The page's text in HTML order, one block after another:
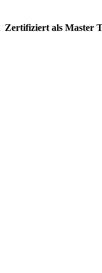
Zertifiziert als Master